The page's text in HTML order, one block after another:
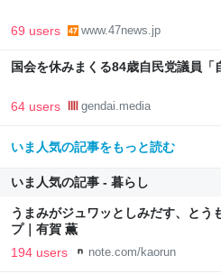
69 users www.47news.jp
国会を休みまくる84歳自民党議員「
64 users gendai.media
いま人気の記事をもっと読む
いま人気の記事 - 暮らし
うまみがジュワッとしみだす、とう
プ｜有賀 薫
194 users note.com/kaorun